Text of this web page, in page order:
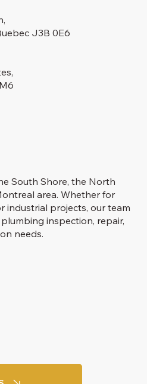
J3B 0E6
South Shore, the North
area. Whether for
industrial projects, our team
inspection, repair,
needs.